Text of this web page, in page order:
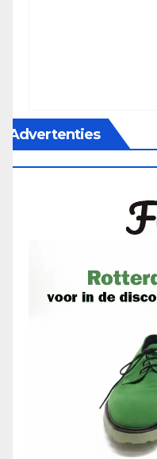
Advertenties